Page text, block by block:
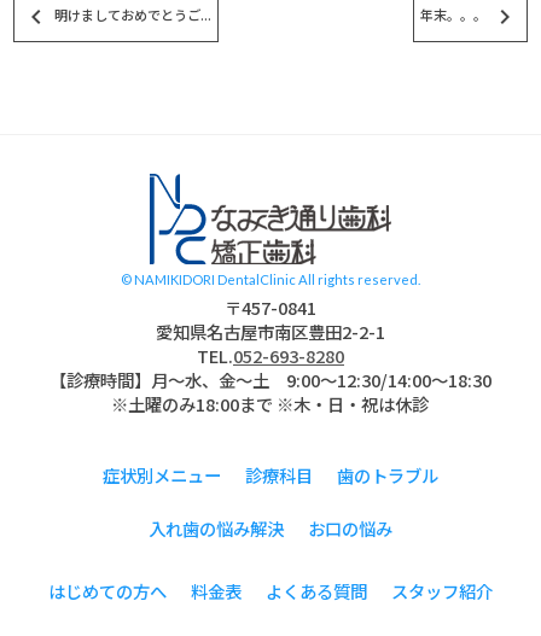
keyboard_arrow_left 明けましておめでとうご... 年末。。。 keyboard_arrow_right
© NAMIKIDORI DentalClinic All rights reserved.
〒457-0841
愛知県名古屋市南区豊田2-2-1
TEL.052-693-8280
【診療時間】月〜水、金～土 9:00〜12:30/14:00～18:30
※土曜のみ18:00まで ※木・日・祝は休診
症状別メニュー 診療科目 歯のトラブル
入れ歯の悩み解決 お口の悩み
はじめての方へ 料金表 よくある質問 スタッフ紹介